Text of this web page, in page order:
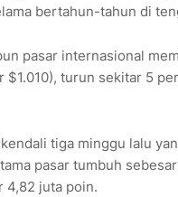
bertahun-tahun di
pasar internasional
turun sekitar 5
tiga minggu lalu
pasar tumbuh
4,82 juta poin.